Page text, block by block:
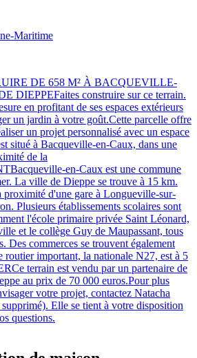
Maritime
DE 658 M² À BACQUEVILLE-
DIEPPEFaites construire sur ce terrain.
en profitant de ses espaces extérieurs
un jardin à votre goût.Cette parcelle offre
un projet personnalisé avec un espace
situé à Bacqueville-en-Caux, dans une
de la
en-Caux est une commune
La ville de Dieppe se trouve à 15 km.
proximité d'une gare à Longueville-sur-
Plusieurs établissements scolaires sont
l'école primaire privée Saint Léonard,
et le collège Guy de Maupassant, tous
Des commerces se trouvent également
routier important, la nationale N27, est à 5
terrain est vendu par un partenaire de
au prix de 70 000 euros.Pour plus
votre projet, contactez Natacha
Elle se tient à votre disposition
questions.